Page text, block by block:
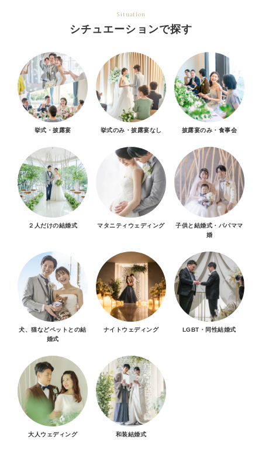
Situation
シチュエーションで探す
挙式・披露宴 挙式のみ・披露宴なし 披露宴のみ・食事会
２人だけの結婚式 マタニティウェディング
子供と結婚式・パパママ
婚
犬、猫などペットとの結
婚式
ナイトウェディング LGBT・同性結婚式
大人ウェディング 和装結婚式